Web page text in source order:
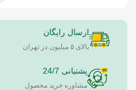
ارسال رایگان
بالای ۵ میلیون در تهران
پشتیانی 24/7
مشاوره خرید محصول